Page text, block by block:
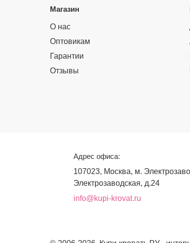
Магазин
О нас
Оптовикам
Гарантии
Отзывы
Адрес офиса:
107023, Москва, м.
Электрозаводская, д.24
info@kupi-krovat.ru